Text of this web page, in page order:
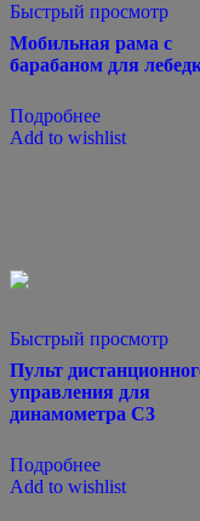
Быстрый просмотр
Мобильная рама с
барабаном для
Подробнее
Add to wishlist
Быстрый просмотр
Пульт
управления для
динамометра С3
Подробнее
Add to wishlist